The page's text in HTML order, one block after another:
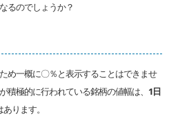
るのでしょうか？
め一概に〇％と表示することはできませ
極的に行われている銘柄の値幅は、 1日
あります。